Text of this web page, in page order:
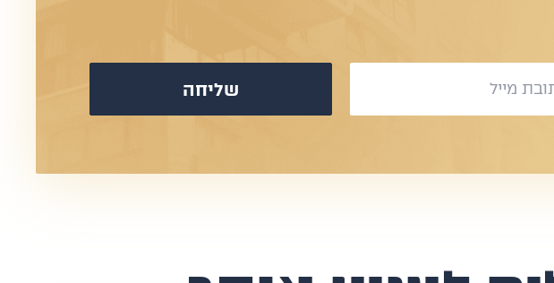
שליחה